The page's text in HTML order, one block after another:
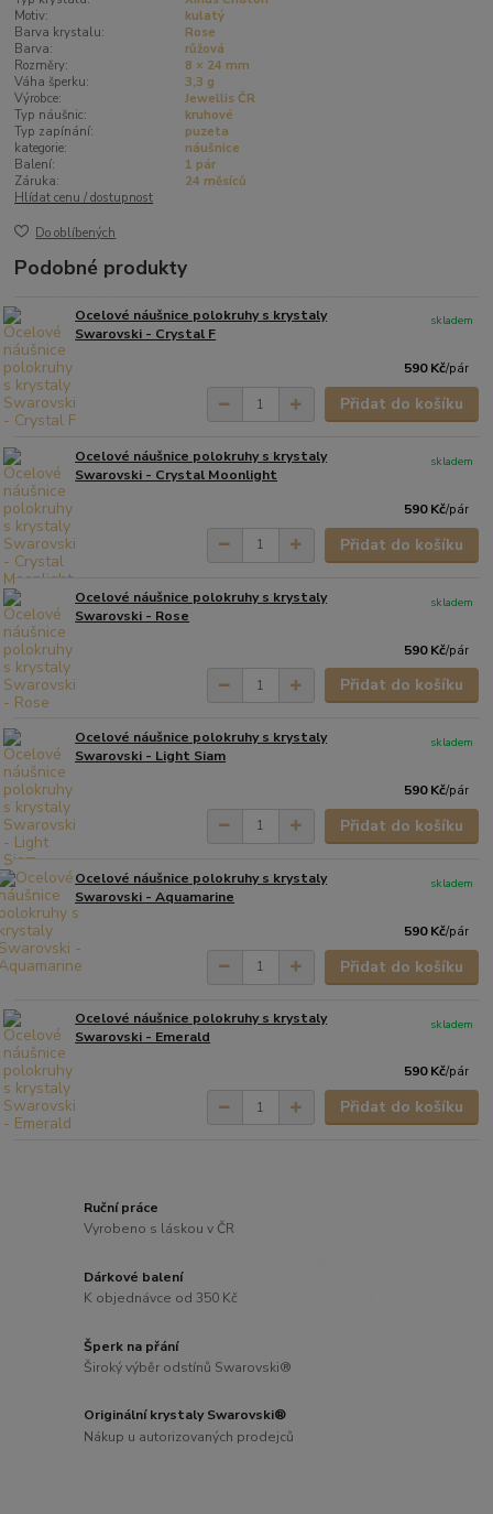
Motiv:
kulatý
Barva krystalu:
Rose
Barva:
růžová
Rozměry:
8 × 24 mm
Váha šperku:
3,3 g
Výrobce:
Jewellis ČR
Typ náušnic:
kruhové
Typ zapínání:
puzeta
kategorie:
náušnice
Balení:
1 pár
Záruka:
24 měsíců
Hlídat cenu / dostupnost
Do oblíbených
Podobné produkty
Ocelové náušnice polokruhy s krystaly
Swarovski - Crystal F
590 Kč/pár
skladem
Přidat do košíku
Ocelové náušnice polokruhy s krystaly
Swarovski - Crystal Moonlight
590 Kč/pár
skladem
Přidat do košíku
Ocelové náušnice polokruhy s krystaly
Swarovski - Rose
590 Kč/pár
skladem
Přidat do košíku
Ocelové náušnice polokruhy s krystaly
Swarovski - Light Siam
590 Kč/pár
skladem
Přidat do košíku
Ocelové náušnice polokruhy s krystaly
Swarovski - Aquamarine
590 Kč/pár
skladem
Přidat do košíku
Ocelové náušnice polokruhy s krystaly
Swarovski - Emerald
590 Kč/pár
skladem
Přidat do košíku
Ruční práce
Vyrobeno s láskou v ČR
Dárkové balení
K objednávce od 350 Kč
Šperk na přání
Široký výběr odstínů Swarovski®
Originální krystaly Swarovski®
Nákup u autorizovaných prodejců